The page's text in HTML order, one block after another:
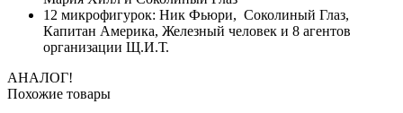
12 микрофигурок: Ник Фьюри, Соколиный Глаз,
Капитан Америка, Железный человек и 8 агентов
организации Щ.И.Т.
АНАЛОГ!
Похожие товары